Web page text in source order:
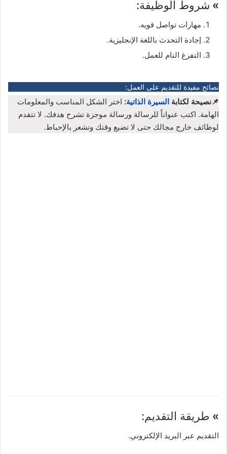
» شروط الوظيفة:
مهارات تواصل قويه.
إجادة التحدث باللغة الإنجليزية.
التفرغ التام للعمل.
نصائح مفيدة للتقديم على العمل:
📌نصيحة لكتابة السيرة الذاتية: اختر الشكل المناسب والمعلومات
الهامة. اكتب عنواناً للرسالة ورسالة موجزة تشرح هدفك. لا تتقدم
لوظائف خارج مجالك حتى لا تضيع وقتك وتشعر بالإحباط.
» طريقة التقديم:
التقديم عبر البريد الإلكتروني.